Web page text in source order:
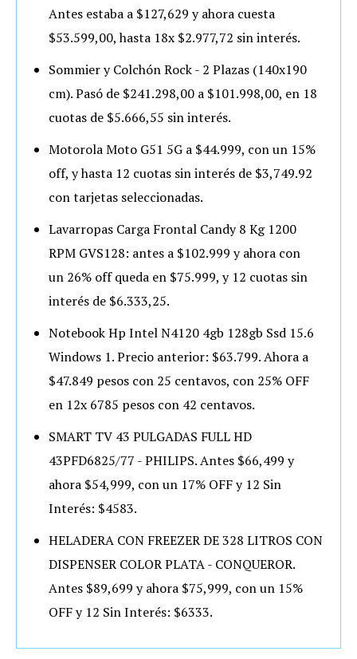
Antes estaba a $127,629 y ahora cuesta
$53.599,00, hasta 18x $2.977,72 sin interés.
Sommier y Colchón Rock - 2 Plazas (140x190
cm). Pasó de $241.298,00 a $101.998,00, en 18
cuotas de $5.666,55 sin interés.
Motorola Moto G51 5G a $44.999, con un 15%
off, y hasta 12 cuotas sin interés de $3,749.92
con tarjetas seleccionadas.
Lavarropas Carga Frontal Candy 8 Kg 1200
RPM GVS128: antes a $102.999 y ahora con
un 26% off queda en $75.999, y 12 cuotas sin
interés de $6.333,25.
Notebook Hp Intel N4120 4gb 128gb Ssd 15.6
Windows 1. Precio anterior: $63.799. Ahora a
$47.849 pesos con 25 centavos, con 25% OFF
en 12x 6785 pesos con 42 centavos.
SMART TV 43 PULGADAS FULL HD
43PFD6825/77 - PHILIPS. Antes $66,499 y
ahora $54,999, con un 17% OFF y 12 Sin
Interés: $4583.
HELADERA CON FREEZER DE 328 LITROS CON
DISPENSER COLOR PLATA - CONQUEROR.
Antes $89,699 y ahora $75,999, con un 15%
OFF y 12 Sin Interés: $6333.